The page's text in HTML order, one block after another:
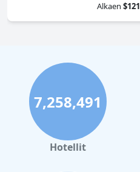
Alkaen $121
7,258,491
Hotellit